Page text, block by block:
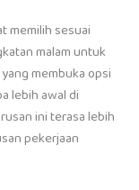
memilih sesuai
malam untuk
membuka opsi
lebih awal di
ini terasa lebih
pekerjaan